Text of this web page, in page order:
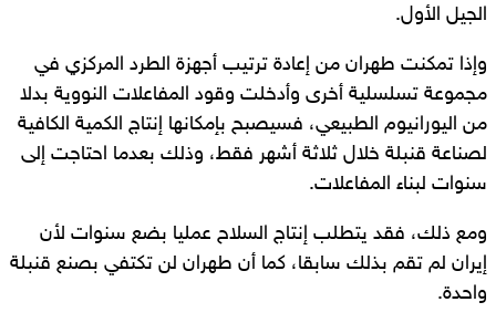
الجيل الأول.
وإذا تمكنت طهران من إعادة ترتيب أجهزة الطرد المركزي في
مجموعة تسلسلية أخرى وأدخلت وقود المفاعلات النووية بدلا
من اليورانيوم الطبيعي، فسيصبح بإمكانها إنتاج الكمية الكافية
لصناعة قنبلة خلال ثلاثة أشهر فقط، وذلك بعدما احتاجت إلى
سنوات لبناء المفاعلات.
ومع ذلك، فقد يتطلب إنتاج السلاح عمليا بضع سنوات لأن
إيران لم تقم بذلك سابقا، كما أن طهران لن تكتفي بصنع قنبلة
واحدة.